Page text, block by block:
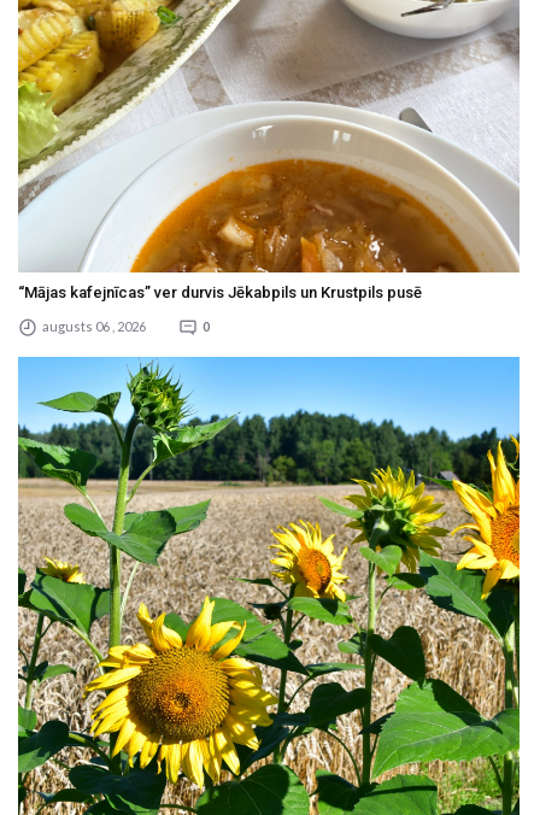
“Mājas kafejnīcas” ver durvis Jēkabpils un Krustpils pusē
augusts 06 , 2026 0